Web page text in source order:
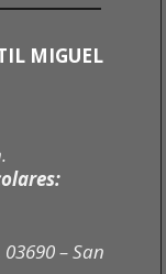
MIGUEL
– San